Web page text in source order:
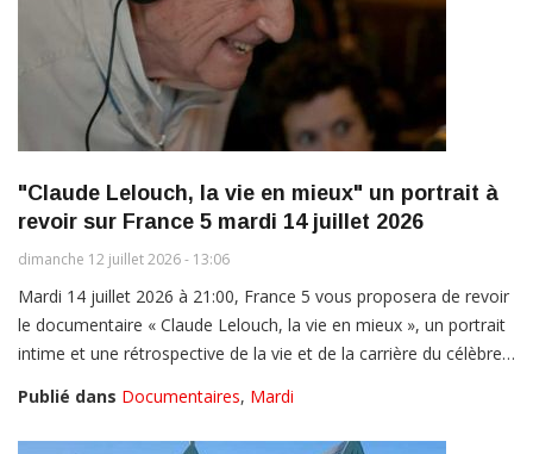
"Claude Lelouch, la vie en mieux" un portrait à
revoir sur France 5 mardi 14 juillet 2026
dimanche 12 juillet 2026 - 13:06
Mardi 14 juillet 2026 à 21:00, France 5 vous proposera de revoir
le documentaire « Claude Lelouch, la vie en mieux », un portrait
intime et une rétrospective de la vie et de la carrière du célèbre…
Publié dans Documentaires, Mardi